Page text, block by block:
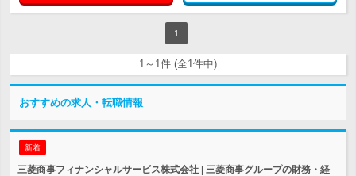
1
1～1件 (全1件中)
おすすめの求人・転職情報
新着
三菱商事フィナンシャルサービス株式会社 | 三菱商事グループの財務・経